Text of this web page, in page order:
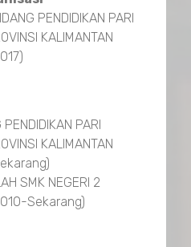
PENDIDIKAN PARI
KALIMANTAN
PARI
KALIMANTAN
SMK NEGERI 2
Sekarang)